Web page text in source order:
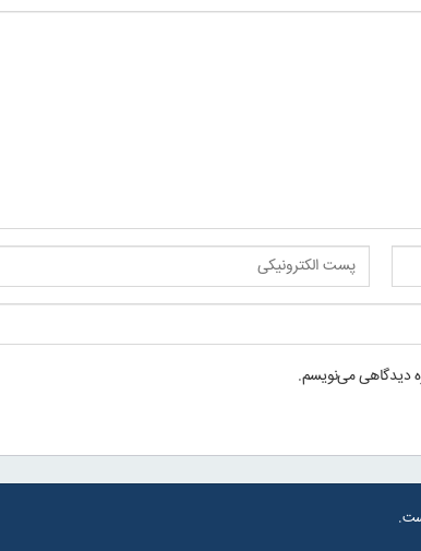
دیدگاهی می‌نویسم.